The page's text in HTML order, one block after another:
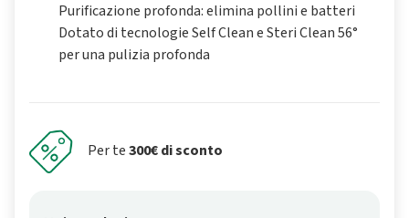
Purificazione profonda: elimina pollini e batteri
Dotato di tecnologie Self Clean e Steri Clean 56°
per una pulizia profonda
Per te300€ di sconto